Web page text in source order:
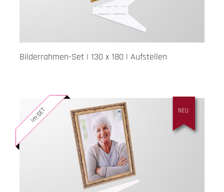
Bilderrahmen-Set | 130 x 180 | Aufstellen
NEU
im SET